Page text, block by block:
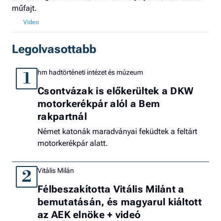
műfajt.
Legolvasottabb
1 hm hadtörténeti intézet és múzeum
Csontvázak is előkerültek a DKW
motorkerékpár alól a Bem
rakpartnál
Német katonák maradványai feküdtek a feltárt
motorkerékpár alatt.
2 Vitális Milán
Félbeszakította Vitális Milánt a
bemutatásán, és magyarul kiáltott
az AEK elnöke + videó